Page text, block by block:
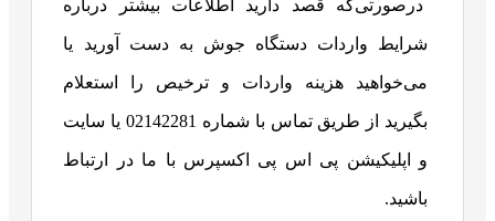
درصورتی‌که قصد دارید اطلاعات بیشتر درباره
شرایط واردات دستگاه جوش به دست آورید یا
می‌خواهید هزینه واردات و ترخیص را استعلام
بگیرید از طریق تماس با شماره 02142281 یا سایت
و اپلیکیشن پی اس پی اکسپرس با ما در ارتباط
باشید.